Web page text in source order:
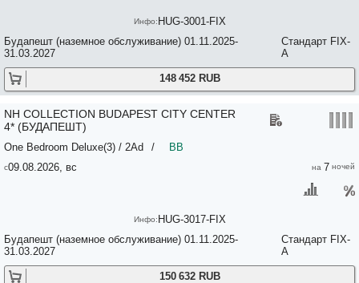
Serenity Boutique Budapest 4*
Sesame Apartments 3*+
SILVER BUDAPEST CITY CENTER 3*
Sinagoga 3*
SISSI HOTEL 3*
SIX INN 3*
Smart Hotel Budapest 4*
SOHO BOUTIQUE HOTEL 4*
Souper Apartments Downtown 3*
Sous44 3*
Sparkling Ernesto 3*
Будапешт (наземное обслуживание) 01.11.2025-
31.03.2027
Стандарт FIX-
A
148 452 RUB
HUG-3001-FIX
09.08.2026, вс
Будапешт (наземное обслуживание) 01.11.2025-
31.03.2027
Стандарт FIX-
A
7
NH COLLECTION BUDAPEST CITY CENTER
4* (БУДАПЕШТ)
/ BB
One Bedroom Deluxe(3) / 2Ad
150 632 RUB
HUG-3017-FIX